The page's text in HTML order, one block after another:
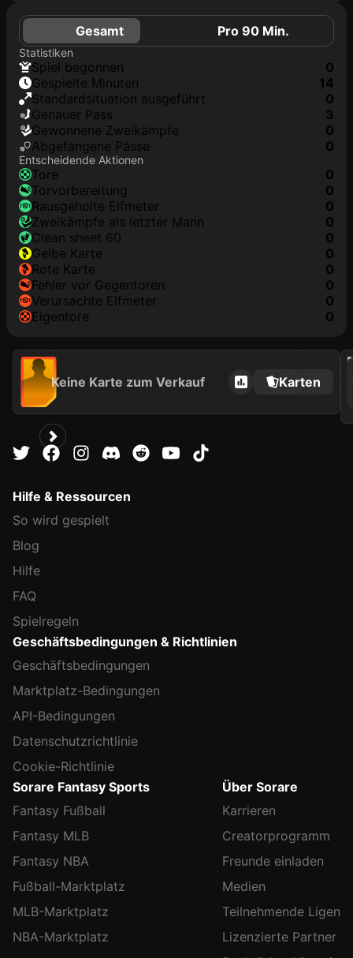
Gesamt Pro 90 Min.
Statistiken
Spiel begonnen
0
Gespielte Minuten
14
Standardsituation ausgeführt
0
genauer Pass
3
Gewonnene Zweikämpfe
0
Abgefangene Pässe
0
Entscheidende Aktionen
Tore
0
Torvorbereitung
0
rausgeholte Elfmeter
0
Zweikämpfe als letzter Mann
0
clean sheet 60
0
gelbe Karte
0
rote Karte
0
Fehler vor Gegentoren
0
Verursachte Elfmeter
0
Eigentore
0
Keine Karte zum Verkauf Karten
2023
Hilfe & Ressourcen
So wird gespielt
Blog
Hilfe
FAQ
Spielregeln
Geschäftsbedingungen & Richtlinien
Geschäftsbedingungen
Marktplatz-Bedingungen
API-Bedingungen
Datenschutzrichtlinie
Cookie-Richtlinie
Sorare Fantasy Sports
Fantasy Fußball
Fantasy MLB
Fantasy NBA
Fußball-Marktplatz
MLB-Marktplatz
NBA-Marktplatz
Über Sorare
Karrieren
Creatorprogramm
Freunde einladen
Medien
Teilnehmende Ligen
Lizenzierte Partner